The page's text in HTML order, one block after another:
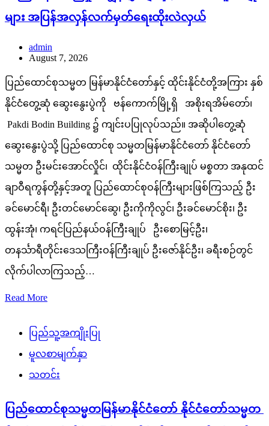
များ အပြန်အလှန်လက်မှတ်ရေးထိုးလဲလှယ်
admin
August 7, 2026
ပြည်ထောင်စုသမ္မတ မြန်မာနိုင်ငံတော်နှင့် ထိုင်းနိုင်ငံတို့အကြား နှစ်
နိုင်ငံတွေ့ဆုံ ဆွေးနွေးပွဲကို ဗန်ကောက်မြို့ရှိ အစိုးရအိမ်တော်၊
Pakdi Bodin Building ၌ ကျင်းပပြုလုပ်သည်။ အဆိုပါတွေ့ဆုံ
ဆွေးနွေးပွဲသို့ ပြည်ထောင်စု သမ္မတမြန်မာနိုင်ငံတော် နိုင်ငံတော်
သမ္မတ ဦးမင်းအောင်လှိုင်၊ ထိုင်းနိုင်ငံဝန်ကြီးချုပ် မစ္စတာ အနုထင်
ချာဝီရကွန်တို့နှင့်အတူ ပြည်ထောင်စုဝန်ကြီးများဖြစ်ကြသည့် ဦး
ခင်မောင်ရီ၊ ဦးတင်မောင်ဆွေ၊ ဦးကိုကိုလွင်၊ ဦးခင်မောင်စိုး၊ ဦး
ထွန်းအုံ၊ ကရင်ပြည်နယ်ဝန်ကြီးချုပ် ဦးစောမြင့်ဦး၊
တနင်္သာရီတိုင်းဒေသကြီးဝန်ကြီးချုပ် ဦးဇော်နိုင်ဦး၊ ခရီးစဉ်တွင်
လိုက်ပါလာကြသည့်…
Read More
ပြည်သူ့အကျိုးပြု
မူလစာမျက်နှာ
သတင်း
ပြည်ထောင်စုသမ္မတမြန်မာနိုင်ငံတော် နိုင်ငံတော်သမ္မတ